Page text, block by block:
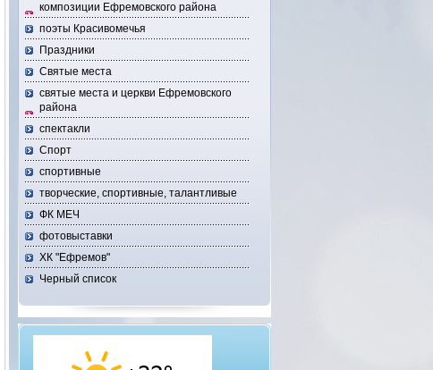
композиции Ефремовского района
поэты Красивомечья
Праздники
Святые места
святые места и церкви Ефремовского
района
спектакли
Спорт
спортивные
творческие, спортивные, талантливые
ФК МЕЧ
фотовыставки
ХК "Ефремов"
Черный список